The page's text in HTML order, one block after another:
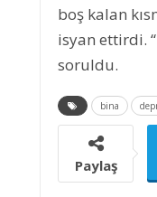
boş kalan
isyan ettirdi.
soruldu.
bina
Paylaş